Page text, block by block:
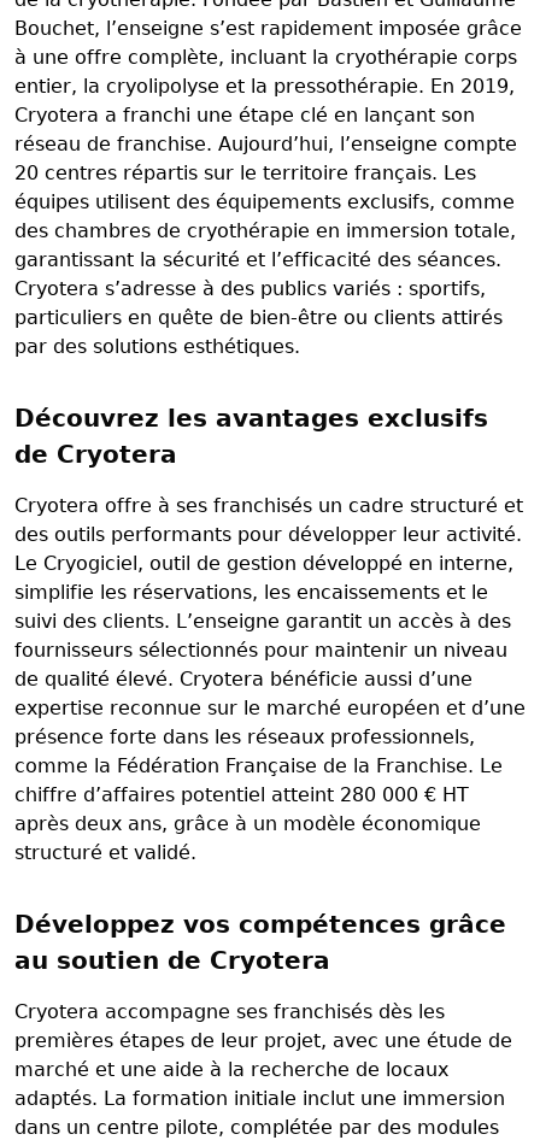
Bouchet, l’enseigne s’est rapidement imposée grâce
à une offre complète, incluant la cryothérapie corps
entier, la cryolipolyse et la pressothérapie. En 2019,
Cryotera a franchi une étape clé en lançant son
réseau de franchise. Aujourd’hui, l’enseigne compte
20 centres répartis sur le territoire français. Les
équipes utilisent des équipements exclusifs, comme
des chambres de cryothérapie en immersion totale,
garantissant la sécurité et l’efficacité des séances.
Cryotera s’adresse à des publics variés : sportifs,
particuliers en quête de bien-être ou clients attirés
par des solutions esthétiques.
Découvrez les avantages exclusifs
de Cryotera
Cryotera offre à ses franchisés un cadre structuré et
des outils performants pour développer leur activité.
Le Cryogiciel, outil de gestion développé en interne,
simplifie les réservations, les encaissements et le
suivi des clients. L’enseigne garantit un accès à des
fournisseurs sélectionnés pour maintenir un niveau
de qualité élevé. Cryotera bénéficie aussi d’une
expertise reconnue sur le marché européen et d’une
présence forte dans les réseaux professionnels,
comme la Fédération Française de la Franchise. Le
chiffre d’affaires potentiel atteint 280 000 € HT
après deux ans, grâce à un modèle économique
structuré et validé.
Développez vos compétences grâce
au soutien de Cryotera
Cryotera accompagne ses franchisés dès les
premières étapes de leur projet, avec une étude de
marché et une aide à la recherche de locaux
adaptés. La formation initiale inclut une immersion
dans un centre pilote, complétée par des modules